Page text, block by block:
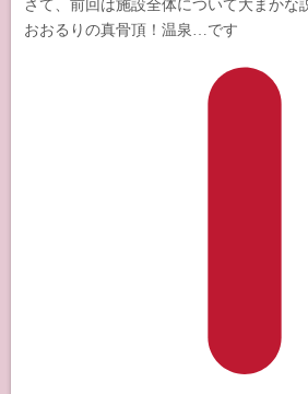
さて、前回は施設全体について大まかな
おおるりの真骨頂！温泉…です